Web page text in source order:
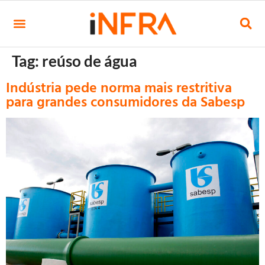
Tag: reúso de água
Indústria pede norma mais restritiva
para grandes consumidores da Sabesp